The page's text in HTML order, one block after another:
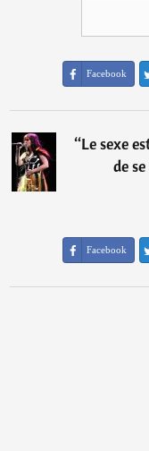
Facebook
“Le sexe
de
Facebook